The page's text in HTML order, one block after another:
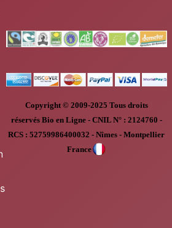
Copyright © 2009-2025 Tous droits
réservésBio en Ligne - CNIL N° : 2124760 -
RCS : 52759986400032 - Nîmes - Montpellier
France